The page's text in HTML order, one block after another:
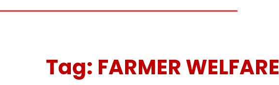
Tag: FARMER WELFARE